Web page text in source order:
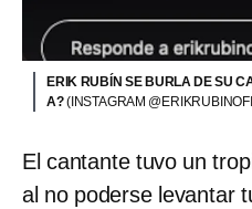
ERIK RUBÍN SE BURLA DE SU
A?(INSTAGRAM
El cantante tuvo un
al no poderse levantar